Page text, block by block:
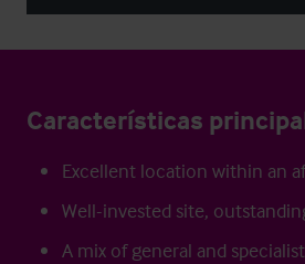
Características
Excellent location within an
Well-invested site,
A mix of general and